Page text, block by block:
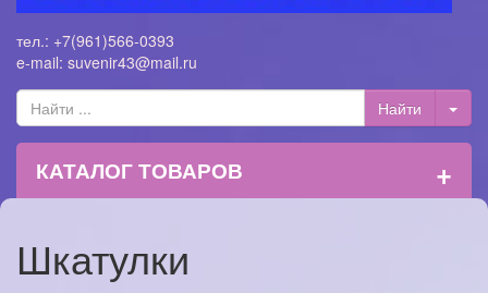
тел.: +7(961)566-0393
e-mail: suvenir43@mail.ru
КАТАЛОГ ТОВАРОВ +
Шкатулки